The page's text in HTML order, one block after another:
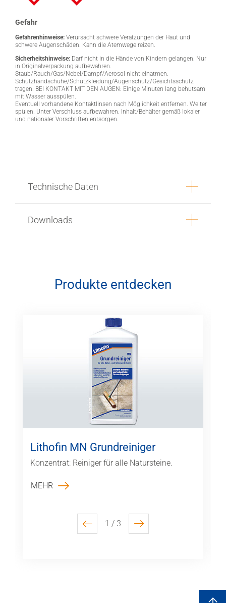
Gefahr
Gefahrenhinweise: Verursacht schwere Verätzungen der Haut und
schwere Augenschäden. Kann die Atemwege reizen.
Sicherheitshinweise: Darf nicht in die Hände von Kindern gelangen. Nur
in Originalverpackung aufbewahren.
Staub/Rauch/Gas/Nebel/Dampf/Aerosol nicht einatmen.
Schutzhandschuhe/Schutzkleidung/Augenschutz/Gesichtsschutz
tragen. BEI KONTAKT MIT DEN AUGEN: Einige Minuten lang behutsam
mit Wasser ausspülen.
Eventuell vorhandene Kontaktlinsen nach Möglichkeit entfernen. Weiter
spülen. Unter Verschluss aufbewahren. Inhalt/Behälter gemäß lokaler
und nationaler Vorschriften entsorgen.
Technische Daten
Downloads
Produkte entdecken
previous
1 / 3 next
Lithofin MN Grundreiniger
Konzentrat: Reiniger für alle Natursteine.
MEHR